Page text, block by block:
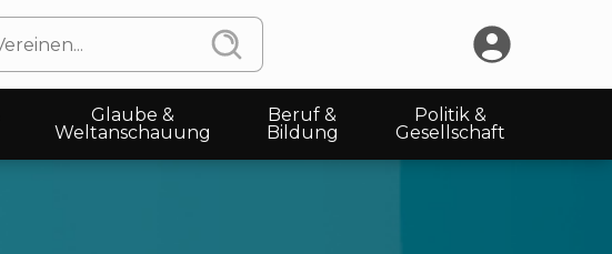
Glaube &
Weltanschauung
Beruf &
Bildung
Politik &
Gesellschaft